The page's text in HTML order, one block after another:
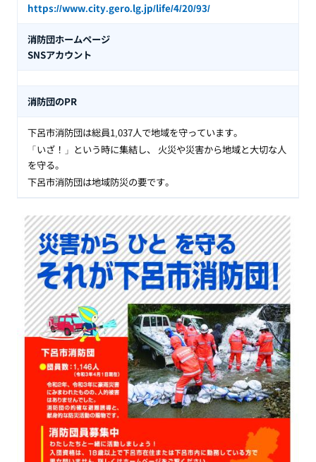
https://www.city.gero.lg.jp/life/4/20/93/
消防団ホームページ
SNSアカウント
消防団のPR
下呂市消防団は総員1,037人で地域を守っています。
「いざ！」という時に集結し、 火災や災害から地域と大切な人
を守る。
下呂市消防団は地域防災の要です。